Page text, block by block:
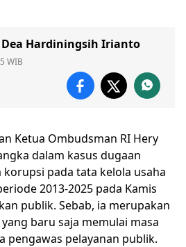
Hardiningsih Irianto
WIB
Ketua Ombudsman RI Hery
dalam kasus dugaan
pada tata kelola usaha
2013-2025 pada Kamis
publik. Sebab, ia merupakan
baru saja memulai masa
pengawas pelayanan publik.